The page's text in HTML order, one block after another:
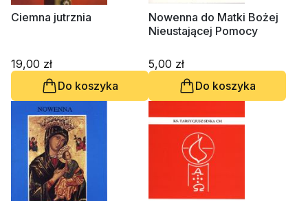
Ciemna jutrznia
19,00 zł
Do koszyka
Nowenna do Matki Bożej
Nieustającej Pomocy
5,00 zł
Do koszyka